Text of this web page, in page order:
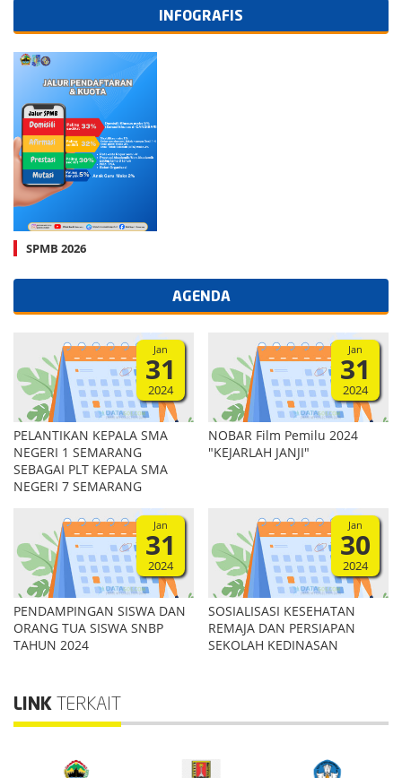
INFOGRAFIS
SPMB 2026
AGENDA
Jan
31
2024
PELANTIKAN KEPALA SMA
NEGERI 1 SEMARANG
SEBAGAI PLT KEPALA SMA
NEGERI 7 SEMARANG
Jan
31
2024
NOBAR Film Pemilu 2024
"KEJARLAH JANJI"
Jan
31
2024
PENDAMPINGAN SISWA DAN
ORANG TUA SISWA SNBP
TAHUN 2024
Jan
30
2024
SOSIALISASI KESEHATAN
REMAJA DAN PERSIAPAN
SEKOLAH KEDINASAN
LINK TERKAIT